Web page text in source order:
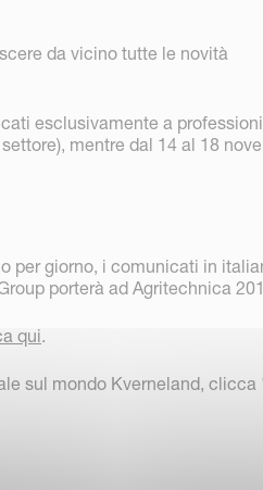
da vicino tutte le novità
esclusivamente a
mentre dal 14 al 18
per giorno, i comunicati in
porterà ad Agritechnica
qui.
sul mondo Kverneland, clicca